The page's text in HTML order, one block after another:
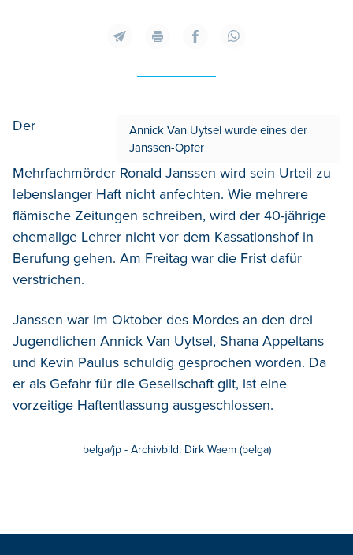
Annick Van Uytsel wurde eines der
Janssen-Opfer
Der
Mehrfachmörder Ronald Janssen wird sein Urteil zu
lebenslanger Haft nicht anfechten. Wie mehrere
flämische Zeitungen schreiben, wird der 40-jährige
ehemalige Lehrer nicht vor dem Kassationshof in
Berufung gehen. Am Freitag war die Frist dafür
verstrichen.
Janssen war im Oktober des Mordes an den drei
Jugendlichen Annick Van Uytsel, Shana Appeltans
und Kevin Paulus schuldig gesprochen worden. Da
er als Gefahr für die Gesellschaft gilt, ist eine
vorzeitige Haftentlassung ausgeschlossen.
belga/jp - Archivbild: Dirk Waem (belga)